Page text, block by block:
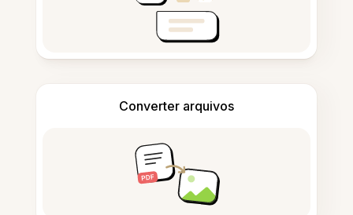
Converter arquivos